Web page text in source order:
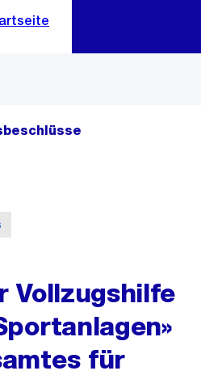
ein
Vollzugshilfe
für